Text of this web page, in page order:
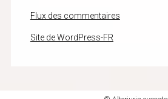
Flux des commentaires
Site de WordPress-FR